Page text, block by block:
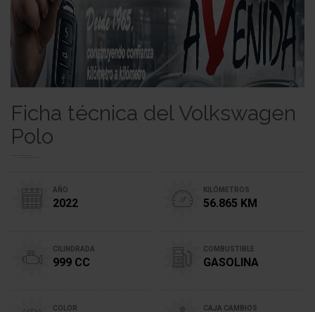
Ficha técnica del Volkswagen
Polo
AÑO
2022
KILÓMETROS
56.865 KM
CILINDRADA
999 CC
COMBUSTIBLE
GASOLINA
COLOR CAJA CAMBIOS